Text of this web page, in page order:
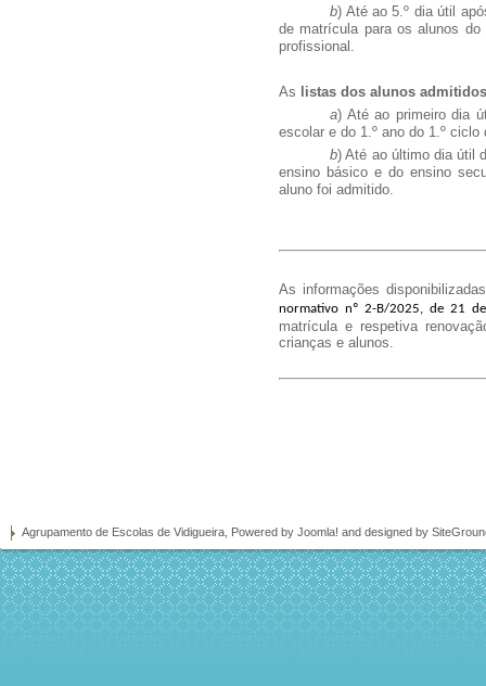
b) Até ao 5.º dia útil
de matrícula para os alunos do
profissional.
As listas dos alunos admitidos
a) Até ao primeiro dia
escolar e do 1.º ano do 1.º
b) Até ao último dia útil
ensino básico e do ensino
aluno foi admitido.
As informações disponibilizadas
normativo nº 2-B/2025, de 21
matrícula e respetiva
crianças e alunos.
Agrupamento de Escolas de Vidigueira, Powered by Joomla! and designed by